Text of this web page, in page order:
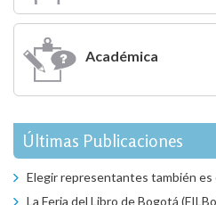
Académica
Últimas Publicaciones
Elegir representantes también
La Feria del Libro de Bogotá